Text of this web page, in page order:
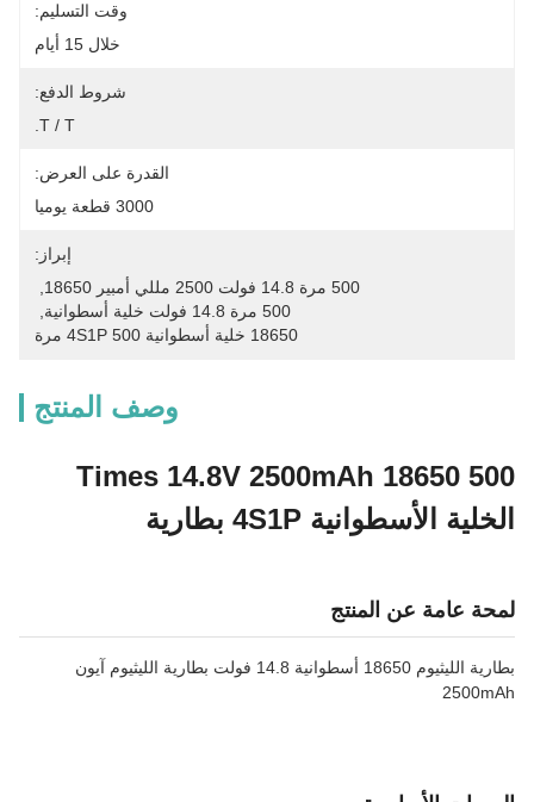
وقت التسليم:
خلال 15 أيام
شروط الدفع:
T / T.
القدرة على العرض:
3000 قطعة يوميا
إبراز:
500 مرة 14.8 فولت 2500 مللي أمبير 18650
500 مرة 14.8 فولت خلية أسطوانية
18650 خلية أسطوانية 4S1P 500 مرة
وصف المنتج
500 Times 14.8V 2500mAh 18650
الخلية الأسطوانية 4S1P بطارية
لمحة عامة عن المنتج
بطارية الليثيوم 18650 أسطوانية 14.8 فولت بطارية الليثيوم آيون
2500mAh